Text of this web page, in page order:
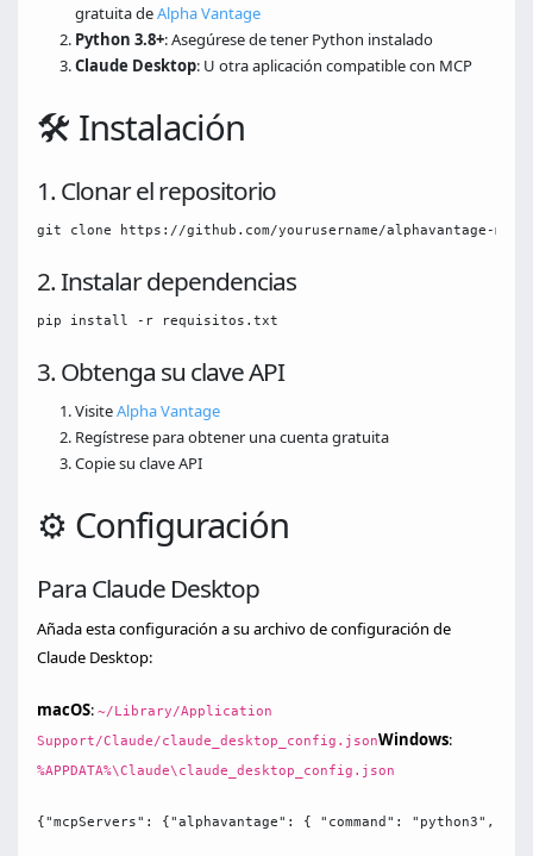
gratuita deAlpha Vantage
Python 3.8+: Asegúrese de tener Python instalado
Claude Desktop: U otra aplicación compatible con MCP
🛠️ Instalación
1. Clonar el repositorio
git clone https://github.com/yourusername/alphavantage-
2. Instalar dependencias
pip install -r requisitos.txt
3. Obtenga su clave API
VisiteAlpha Vantage
Regístrese para obtener una cuenta gratuita
Copie su clave API
⚙️ Configuración
Para Claude Desktop
Añada esta configuración a su archivo de configuración de
Claude Desktop:
macOS: ~/Library/Application
Support/Claude/claude_desktop_config.jsonWindows:
%APPDATA%\Claude\claude_desktop_config.json
{"mcpServers": {"alphavantage": { "command": "python3",